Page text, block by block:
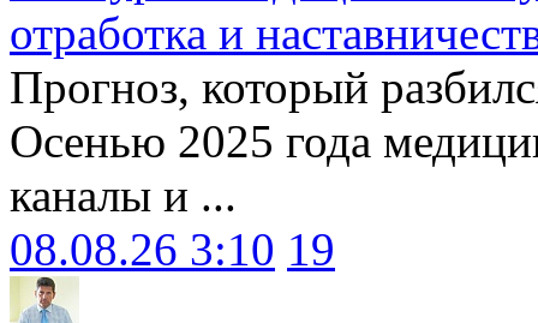
отработка и
Прогноз, который
Осенью 2025 года
каналы и ...
08.08.26 3:10 19